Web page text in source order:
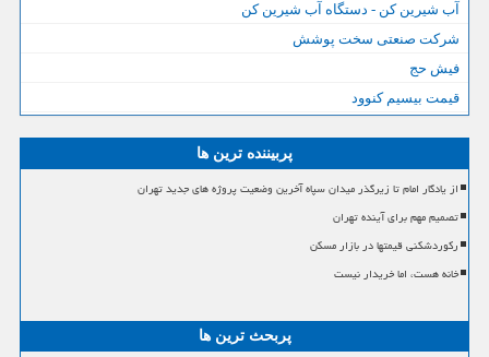
آب شیرین کن - دستگاه آب شیرین کن
شرکت صنعتی سخت پوشش
فیش حج
قیمت بیسیم کنوود
پربیننده ترین ها
از یادگار امام تا زیرگذر میدان سپاه آخرین وضعیت پروژه های جدید تهران
تصمیم مهم برای آینده تهران
رکوردشکنی قیمتها در بازار مسکن
خانه هست، اما خریدار نیست
پربحث ترین ها